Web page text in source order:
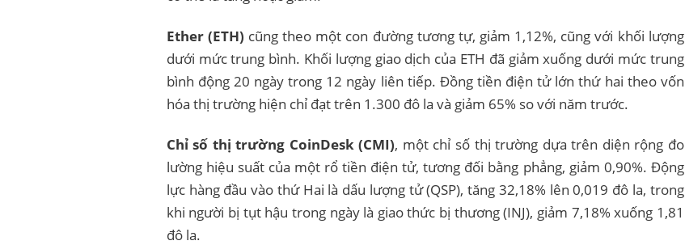
Ether (ETH) cũng theo một con đường tương tự, giảm 1,12%, cũng với khối lượng
dưới mức trung bình. Khối lượng giao dịch của ETH đã giảm xuống dưới mức trung
bình động 20 ngày trong 12 ngày liên tiếp. Đồng tiền điện tử lớn thứ hai theo vốn
hóa thị trường hiện chỉ đạt trên 1.300 đô la và giảm 65% so với năm trước.
Chỉ số thị trường CoinDesk (CMI), một chỉ số thị trường dựa trên diện rộng đo
lường hiệu suất của một rổ tiền điện tử, tương đối bằng phẳng, giảm 0,90%. Động
lực hàng đầu vào thứ Hai là dấu lượng tử (QSP), tăng 32,18% lên 0,019 đô la, trong
khi người bị tụt hậu trong ngày là giao thức bị thương (INJ), giảm 7,18% xuống 1,81
đô la.